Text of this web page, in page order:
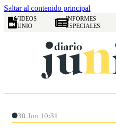
Saltar al contenido principal
VIDEOS
JUNIO
INFORMES
ESPECIALES
30 Jun 10:31